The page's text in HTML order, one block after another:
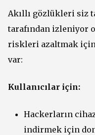
Akıllı gözlükleri siz
tarafından izleniyor
riskleri azaltmak için
var:
Kullanıcılar için:
Hackerların
indirmek için